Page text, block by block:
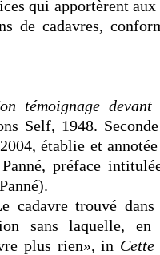
qui apportèrent
de cadavres,
témoignage
Self, 1948.
établie et
préface
cadavre trouvé dans
sans laquelle,
plus rien», in